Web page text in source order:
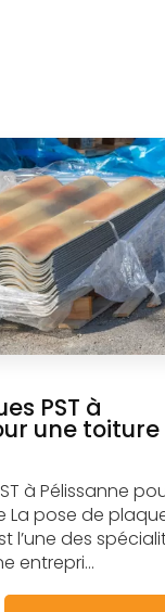
PST à
une toiture
à Pélissanne
La pose de
l’une des
entrepri...